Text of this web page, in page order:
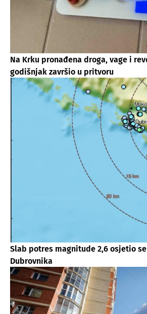
Na Krku pronađena droga, vage i
godišnjak završio u pritvoru
Slab potres magnitude 2,6 osjetio
Dubrovnika